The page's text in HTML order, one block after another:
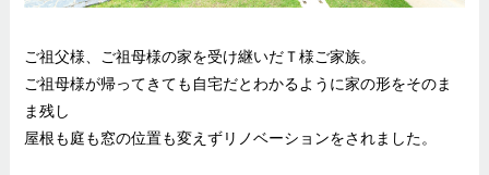
ご祖父様、ご祖母様の家を受け継いだＴ様ご家族。
ご祖母様が帰ってきても自宅だとわかるように家の形をそのま
ま残し
屋根も庭も窓の位置も変えずリノベーションをされました。